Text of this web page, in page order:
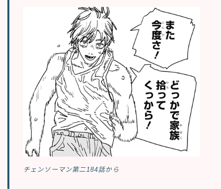
チェンソーマン第二184話から